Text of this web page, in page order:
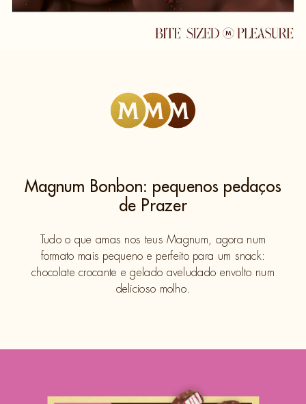
Magnum Bonbon: pequenos pedaços
de Prazer
Tudo o que amas nos teus Magnum, agora num
formato mais pequeno e perfeito para um snack:
chocolate crocante e gelado aveludado envolto num
delicioso molho.